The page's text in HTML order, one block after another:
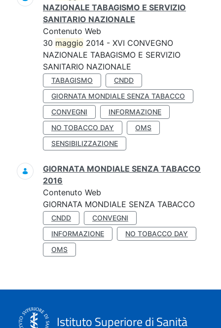
NAZIONALE TABAGISMO E SERVIZIO
SANITARIO NAZIONALE
Contenuto Web
30 maggio 2014 - XVI CONVEGNO
NAZIONALE TABAGISMO E SERVIZIO
SANITARIO NAZIONALE
TABAGISMO
CNDD
GIORNATA MONDIALE SENZA TABACCO
CONVEGNI
INFORMAZIONE
NO TOBACCO DAY
OMS
SENSIBILIZZAZIONE
GIORNATA MONDIALE SENZA TABACCO
2016
Contenuto Web
GIORNATA MONDIALE SENZA TABACCO
CNDD
CONVEGNI
INFORMAZIONE
NO TOBACCO DAY
OMS
Istituto Superiore di Sanità